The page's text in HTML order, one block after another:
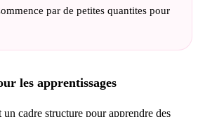
par de petites quantites pour
les apprentissages
cadre structure pour apprendre des